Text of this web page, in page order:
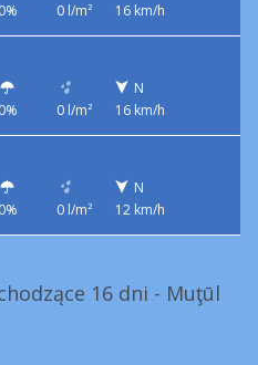
0% 0 l/m²
16 km/h
0% 0 l/m²
N
16 km/h
0% 0 l/m²
N
12 km/h
16 dni - Muţūl